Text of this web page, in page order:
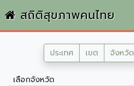
สถิติสุขภาพคนไทย
ประเทศ เขต จังหวัด
เลือกจังหวัด